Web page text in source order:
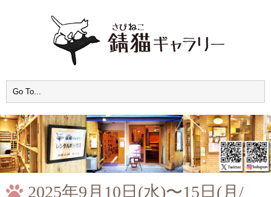
2025年9月10日(水)〜15日(月/